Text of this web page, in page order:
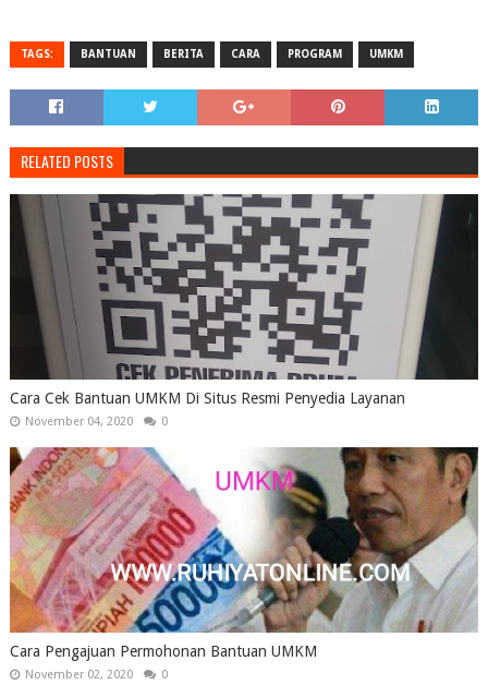
TAGS: BANTUAN BERITA CARA PROGRAM UMKM
RELATED POSTS
Cara Cek Bantuan UMKM Di Situs Resmi Penyedia Layanan
November 04, 2020 0
Cara Pengajuan Permohonan Bantuan UMKM
November 02, 2020 0